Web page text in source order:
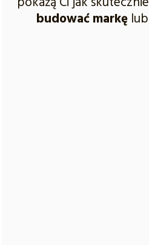
budować markęlub